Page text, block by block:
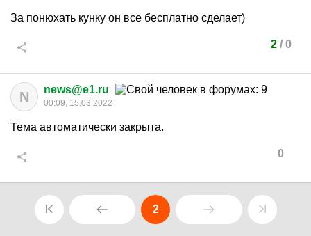
За понюхать кунку он все бесплатно сделает)
2/ 0
N news@e1.ru
00:09, 15.03.2022
Тема автоматически закрыта.
0
2